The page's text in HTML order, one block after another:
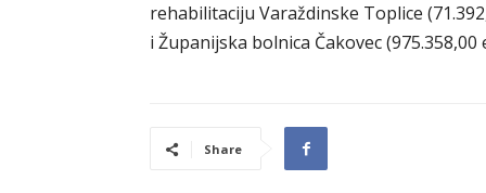
rehabilitaciju Varaždinske Toplice
i Županijska bolnica Čakovec (975.358,00
Share